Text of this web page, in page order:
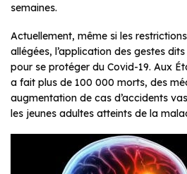
semaines.
Actuellement, même si les
allégées, l’application des gestes
pour se protéger du Covid-19. Aux
a fait plus de 100 000 morts, des
augmentation de cas d’accidents
les jeunes adultes atteints de la